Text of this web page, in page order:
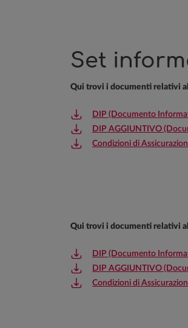
Set
Qui trovi i documenti relativi
DIP (Documento
DIP AGGIUNTIVO
Condizioni di
Qui trovi i documenti relativi
DIP (Documento
DIP AGGIUNTIVO
Condizioni di